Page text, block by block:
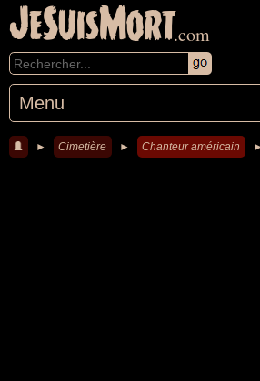
JeSuisMort.com
Menu
► Cimetière ► Chanteur américain